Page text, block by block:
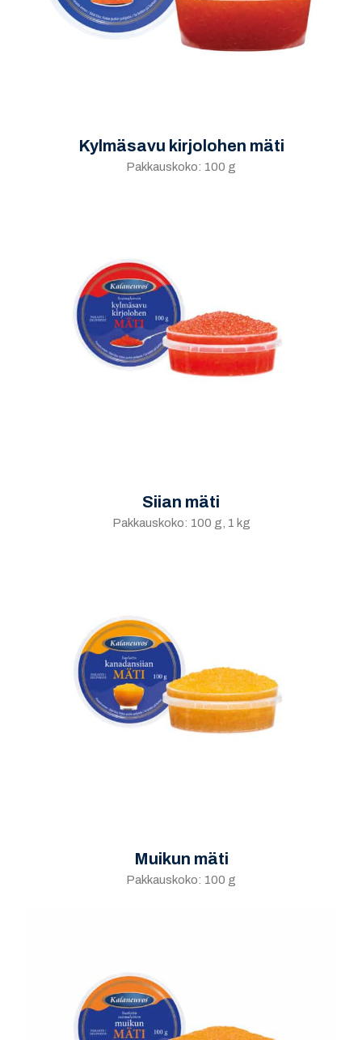
Kylmäsavu kirjolohen mäti
Pakkauskoko: 100 g
Siian mäti
Pakkauskoko: 100 g, 1 kg
Muikun mäti
Pakkauskoko: 100 g